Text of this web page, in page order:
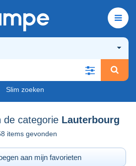
Slim zoeken
de categorie Lauterbourg
items gevonden
aan mijn favorieten